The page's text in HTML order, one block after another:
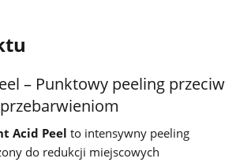
– Punktowy peeling przeciw
przebarwieniom
Acid Peel to intensywny peeling
do redukcji miejscowych